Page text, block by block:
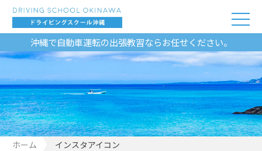
沖縄で自動車運転の出張教習ならお任せください。
ホーム インスタアイコン